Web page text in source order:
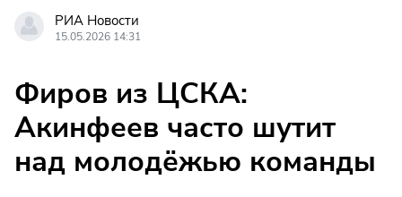
РИА Новости
15.05.2026 14:31
Фиров из ЦСКА:
Акинфеев часто шутит
над молодёжью команды